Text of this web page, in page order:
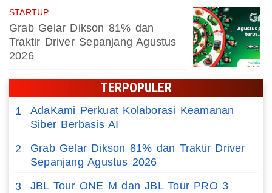
STARTUP
Grab Gelar Dikson 81% dan
Traktir Driver Sepanjang Agustus
2026
TERPOPULER
1
AdaKami Perkuat Kolaborasi Keamanan
Siber Berbasis AI
2
Grab Gelar Dikson 81% dan Traktir Driver
Sepanjang Agustus 2026
3
JBL Tour ONE M dan JBL Tour PRO 3